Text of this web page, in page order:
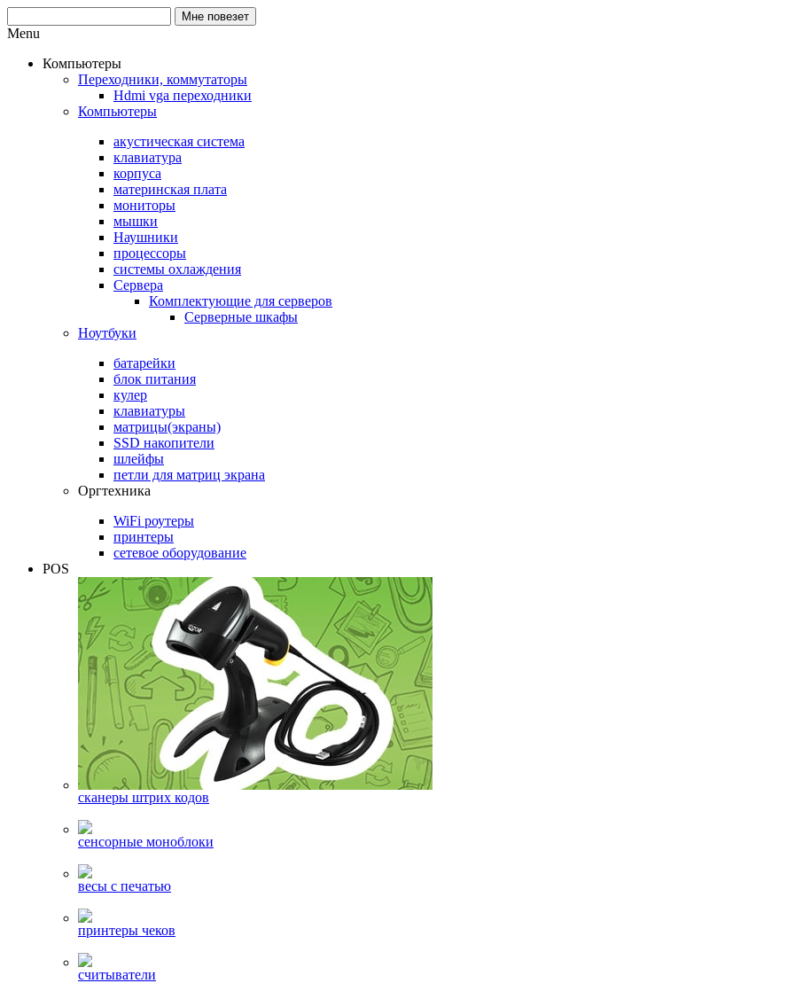
Menu
Компьютеры
Переходники, коммутаторы
Hdmi vga переходники
Компьютеры
акустическая система
клавиатура
корпуса
материнская плата
мониторы
мышки
Наушники
процессоры
системы охлаждения
Сервера
Комплектующие для серверов
Серверные шкафы
Ноутбуки
батарейки
блок питания
кулер
клавиатуры
матрицы(экраны)
SSD накопители
шлейфы
петли для матриц экрана
Оргтехника
WiFi роутеры
принтеры
сетевое оборудование
POS
сканеры штрих кодов
сенсорные моноблоки
весы с печатью
принтеры чеков
считыватели